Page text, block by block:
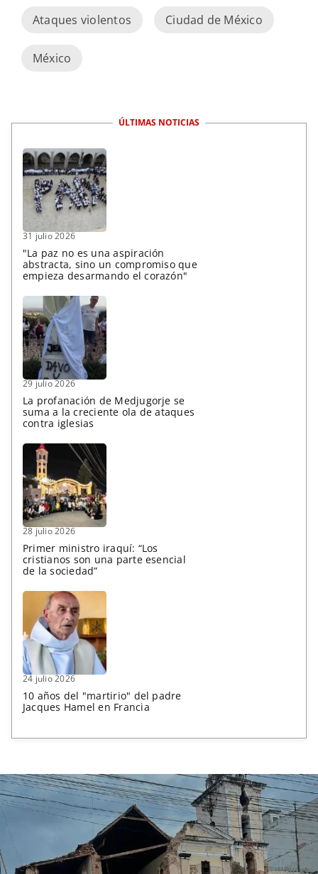
Ataques violentos Ciudad de México
México
ÚLTIMAS NOTICIAS
31 julio 2026
"La paz no es una aspiración
abstracta, sino un compromiso que
empieza desarmando el corazón"
29 julio 2026
La profanación de Medjugorje se
suma a la creciente ola de ataques
contra iglesias
28 julio 2026
Primer ministro iraquí: “Los
cristianos son una parte esencial
de la sociedad”
24 julio 2026
10 años del "martirio" del padre
Jacques Hamel en Francia